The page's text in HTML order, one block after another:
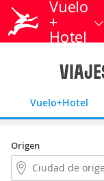
Vuelo
+
Hotel
Vuelo+Hotel
Origen